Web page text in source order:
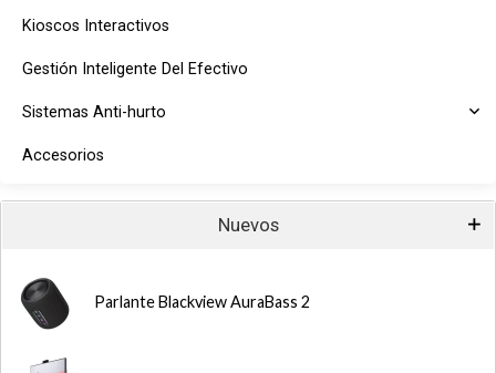
Kioscos Interactivos
Gestión Inteligente Del Efectivo
Sistemas Anti-hurto
Accesorios
Nuevos
Parlante Blackview AuraBass 2